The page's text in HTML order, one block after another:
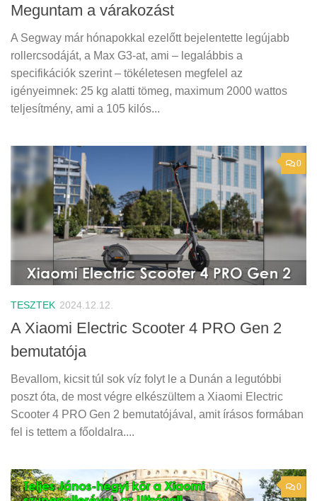
Meguntam a várakozást
A Segway már hónapokkal ezelőtt bejelentette legújabb
rollercsodáját, a Max G3-at, ami – legalábbis a
specifikációk szerint – tökéletesen megfelel az
igényeimnek: 25 kg alatti tömeg, maximum 2000 wattos
teljesítmény, ami a 105 kilós...
0
TESZTEK 2024.12.12.
A Xiaomi Electric Scooter 4 PRO Gen 2
bemutatója
Bevallom, kicsit túl sok víz folyt le a Dunán a legutóbbi
poszt óta, de most végre elkészültem a Xiaomi Electric
Scooter 4 PRO Gen 2 bemutatójával, amit írásos formában
fel is tettem a főoldalra....
0